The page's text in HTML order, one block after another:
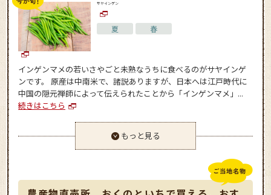
サヤインゲン
夏 春
インゲンマメの若いさやごと未熟なうちに食べるのがサヤインゲ
ンです。 原産は中南米で、諸説ありますが、日本へは江戸時代に
中国の隠元禅師によって伝えられたことから「インゲンマメ」...
続きはこちら
もっと見る